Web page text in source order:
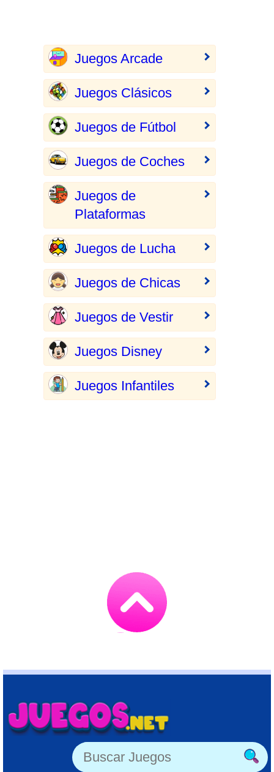
Juegos Arcade
Juegos Clásicos
Juegos de Fútbol
Juegos de Coches
Juegos de
Plataformas
Juegos de Lucha
Juegos de Chicas
Juegos de Vestir
Juegos Disney
Juegos Infantiles